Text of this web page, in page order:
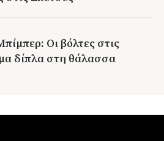
Οι βόλτες στις
δίπλα στη θάλασσα